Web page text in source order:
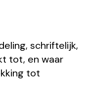
schriftelijk,
tot, en waar
tot